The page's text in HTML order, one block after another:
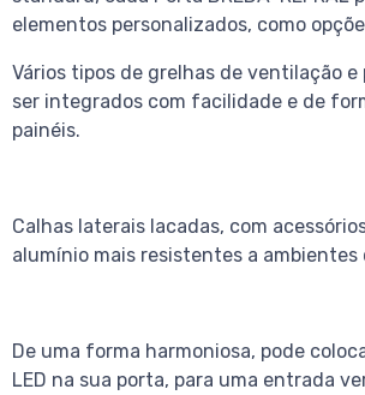
elementos personalizados, como
Vários tipos de grelhas de ventilação e
ser integrados com facilidade e de
painéis.
Calhas laterais lacadas, com
alumínio mais resistentes a ambientes
De uma forma harmoniosa, pode
LED na sua porta, para uma entrada